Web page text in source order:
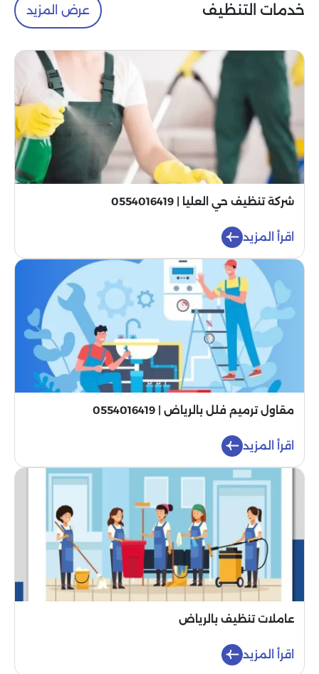
خدمات التنظيف عرض المزيد
شركة تنظيف حي العليا | 0554016419
اقرأ المزيد
مقاول ترميم فلل بالرياض | 0554016419
اقرأ المزيد
عاملات تنظيف بالرياض
اقرأ المزيد